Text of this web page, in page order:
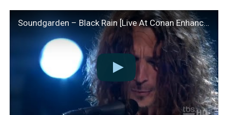
Soundgarden – Black Rain [Live At Conan Enhanced Audio]